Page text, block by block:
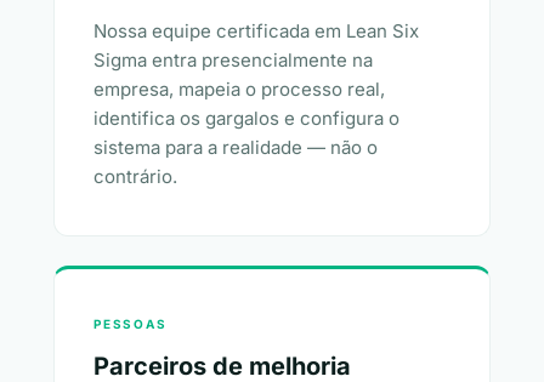
Nossa equipe certificada em Lean Six
Sigma entra presencialmente na
empresa, mapeia o processo real,
identifica os gargalos e configura o
sistema para a realidade — não o
contrário.
PESSOAS
Parceiros de melhoria